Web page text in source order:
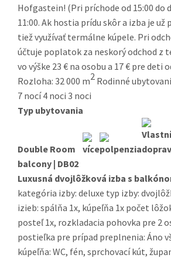
Hofgastein! (Pri príchode od 15:00 do
11:00. Ak hostia prídu skôr a izba je už
tiež využívať termálne kúpele. Pri
účtuje poplatok za neskorý odchod z
vo výške 23 € na osobu a 17 € pre deti
Rozloha: 32 000 m2 Rodinné
7 nocí4 noci 3 noci
Typ ubytovania
Double Room
balcony | DB02
Luxusná dvojlôžková izba s
kategória izby: deluxe typ izby:
izieb: spálňa 1x, kúpeľňa 1x počet
posteľ 1x, rozkladacia pohovka pre 2
postieľka pre prípad preplnenia: Áno
kúpeľňa: WC, fén, sprchovací kút,